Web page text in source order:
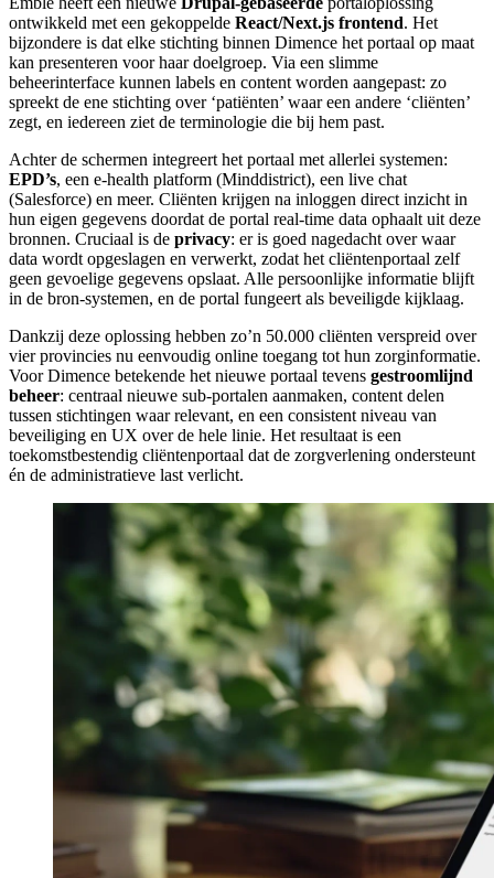
ontwikkeld met een gekoppelde React/Next.js frontend. Het
bijzondere is dat elke stichting binnen Dimence het portaal op maat
kan presenteren voor haar doelgroep. Via een slimme
beheerinterface kunnen labels en content worden aangepast: zo
spreekt de ene stichting over ‘patiënten’ waar een andere ‘cliënten’
zegt, en iedereen ziet de terminologie die bij hem past.
Achter de schermen integreert het portaal met allerlei systemen:
EPD’s, een e-health platform (Minddistrict), een live chat
(Salesforce) en meer. Cliënten krijgen na inloggen direct inzicht in
hun eigen gegevens doordat de portal real-time data ophaalt uit deze
bronnen. Cruciaal is de privacy: er is goed nagedacht over waar
data wordt opgeslagen en verwerkt, zodat het cliëntenportaal zelf
geen gevoelige gegevens opslaat. Alle persoonlijke informatie blijft
in de bron-systemen, en de portal fungeert als beveiligde kijklaag.
Dankzij deze oplossing hebben zo’n 50.000 cliënten verspreid over
vier provincies nu eenvoudig online toegang tot hun zorginformatie.
Voor Dimence betekende het nieuwe portaal tevens gestroomlijnd
beheer: centraal nieuwe sub-portalen aanmaken, content delen
tussen stichtingen waar relevant, en een consistent niveau van
beveiliging en UX over de hele linie. Het resultaat is een
toekomstbestendig cliëntenportaal dat de zorgverlening ondersteunt
én de administratieve last verlicht.